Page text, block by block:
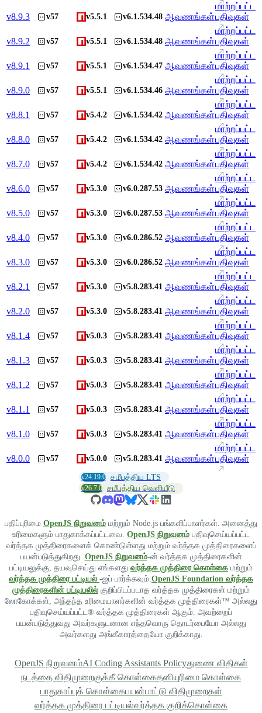
v8.9.3 v57 v5.5.1 v6.1.534.48 ஆவணங்கள்
மாற்றப்பட்ட
பதிவுகள்
v8.9.2 v57 v5.5.1 v6.1.534.48 ஆவணங்கள்
மாற்றப்பட்ட
பதிவுகள்
v8.9.1 v57 v5.5.1 v6.1.534.47 ஆவணங்கள்
மாற்றப்பட்ட
பதிவுகள்
v8.9.0 v57 v5.5.1 v6.1.534.46 ஆவணங்கள்
மாற்றப்பட்ட
பதிவுகள்
v8.8.1 v57 v5.4.2 v6.1.534.42 ஆவணங்கள்
மாற்றப்பட்ட
பதிவுகள்
v8.8.0 v57 v5.4.2 v6.1.534.42 ஆவணங்கள்
மாற்றப்பட்ட
பதிவுகள்
v8.7.0 v57 v5.4.2 v6.1.534.42 ஆவணங்கள்
மாற்றப்பட்ட
பதிவுகள்
v8.6.0 v57 v5.3.0 v6.0.287.53 ஆவணங்கள்
மாற்றப்பட்ட
பதிவுகள்
v8.5.0 v57 v5.3.0 v6.0.287.53 ஆவணங்கள்
மாற்றப்பட்ட
பதிவுகள்
v8.4.0 v57 v5.3.0 v6.0.286.52 ஆவணங்கள்
மாற்றப்பட்ட
பதிவுகள்
v8.3.0 v57 v5.3.0 v6.0.286.52 ஆவணங்கள்
மாற்றப்பட்ட
பதிவுகள்
v8.2.1 v57 v5.3.0 v5.8.283.41 ஆவணங்கள்
மாற்றப்பட்ட
பதிவுகள்
v8.2.0 v57 v5.3.0 v5.8.283.41 ஆவணங்கள்
மாற்றப்பட்ட
பதிவுகள்
v8.1.4 v57 v5.0.3 v5.8.283.41 ஆவணங்கள்
மாற்றப்பட்ட
பதிவுகள்
v8.1.3 v57 v5.0.3 v5.8.283.41 ஆவணங்கள்
மாற்றப்பட்ட
பதிவுகள்
v8.1.2 v57 v5.0.3 v5.8.283.41 ஆவணங்கள்
மாற்றப்பட்ட
பதிவுகள்
v8.1.1 v57 v5.0.3 v5.8.283.41 ஆவணங்கள்
மாற்றப்பட்ட
பதிவுகள்
v8.1.0 v57 v5.0.3 v5.8.283.41 ஆவணங்கள்
மாற்றப்பட்ட
பதிவுகள்
v8.0.0 v57 v5.0.0 v5.8.283.41 ஆவணங்கள்
மாற்றப்பட்ட
பதிவுகள்
v24.19.0 சமீபத்திய LTS
v26.7.0 சமீபத்திய வெளியீடு
பதிப்புரிமை OpenJS நிறுவனம் மற்றும் Node.js பங்களிப்பாளர்கள். அனைத்து
உரிமைகளும் பாதுகாக்கப்பட்டவை. OpenJS நிறுவனம் பதிவுசெய்யப்பட்ட
வர்த்தக முத்திரைகளைக் கொண்டுள்ளது மற்றும் வர்த்தக முத்திரைகளைப்
பயன்படுத்துகிறது. OpenJS நிறுவனம்-ன் வர்த்தக முத்திரைகளின்
பட்டியலுக்கு, தயவுசெய்து எங்களது வர்த்தக முத்திரை கொள்கை மற்றும்
வர்த்தக முத்திரை பட்டியல் -ஐப் பார்க்கவும். OpenJS Foundation வர்த்தக
முத்திரைகளின் பட்டியலில் குறிப்பிடப்படாத வர்த்தக முத்திரைகள் மற்றும்
லோகோக்கள், அந்தந்த உரிமையாளர்களின் வர்த்தக முத்திரைகள்™ அல்லது
பதிவுசெய்யப்பட்ட® வர்த்தக முத்திரைகள் ஆகும். அவற்றைப்
பயன்படுத்துவது அவர்களுடனான எந்தவொரு தொடர்பையோ அல்லது
அவர்களது அங்கீகாரத்தையோ குறிக்காது.
OpenJS நிறுவனம்AI Coding Assistants Policyதுணை விதிகள்
நடத்தை விதிமுறைகுக்கீ கொள்கைதனியுரிமை கொள்கை
பாதுகாப்புக் கொள்கைபயன்பாட்டு விதிமுறைகள்
வர்த்தக முத்திரை பட்டியல்வர்த்தக குறிக்கொள்கை